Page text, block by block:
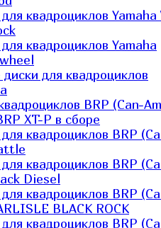
квадроциклов Yamaha
квадроциклов Yamaha
для квадроциклов
BRP (Can-
XT-P в сборе
квадроциклов BRP
квадроциклов BRP
Diesel
квадроциклов BRP
BLACK ROCK
квадроциклов BRP